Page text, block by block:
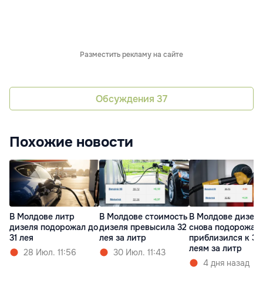
Разместить рекламу на сайте
Обсуждения 37
Похожие новости
В Молдове литр
дизеля подорожал до
31 лея
28 Июл. 11:56
В Молдове стоимость
дизеля превысила 32
лея за литр
30 Июл. 11:43
В Молдове дизель
снова подорожал
приблизился к 33
леям за литр
4 дня назад